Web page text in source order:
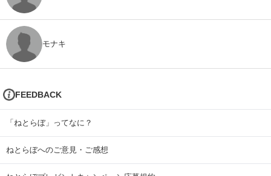
モナキ
FEEDBACK
「ねとらぼ」ってなに？
ねとらぼへのご意見・ご感想